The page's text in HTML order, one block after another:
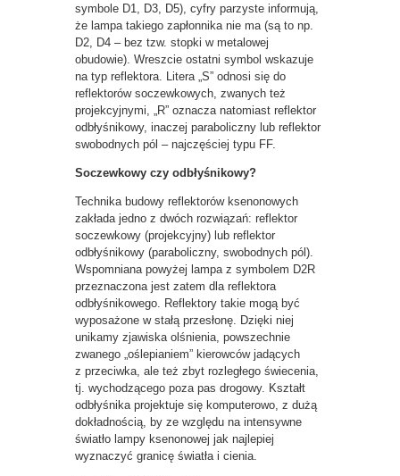
symbole D1, D3, D5), cyfry parzyste informują,
że lampa takiego zapłonnika nie ma (są to np.
D2, D4 – bez tzw. stopki w metalowej
obudowie). Wreszcie ostatni symbol wskazuje
na typ reflektora. Litera „S” odnosi się do
reflektorów soczewkowych, zwanych też
projekcyjnymi, „R” oznacza natomiast reflektor
odbłyśnikowy, inaczej paraboliczny lub reflektor
swobodnych pól – najczęściej typu FF.
Soczewkowy czy odbłyśnikowy?
Technika budowy reflektorów ksenonowych
zakłada jedno z dwóch rozwiązań: reflektor
soczewkowy (projekcyjny) lub reflektor
odbłyśnikowy (paraboliczny, swobodnych pól).
Wspomniana powyżej lampa z symbolem D2R
przeznaczona jest zatem dla reflektora
odbłyśnikowego. Reflektory takie mogą być
wyposażone w stałą przesłonę. Dzięki niej
unikamy zjawiska olśnienia, powszechnie
zwanego „oślepianiem” kierowców jadących
z przeciwka, ale też zbyt rozległego świecenia,
tj. wychodzącego poza pas drogowy. Kształt
odbłyśnika projektuje się komputerowo, z dużą
dokładnością, by ze względu na intensywne
światło lampy ksenonowej jak najlepiej
wyznaczyć granicę światła i cienia.